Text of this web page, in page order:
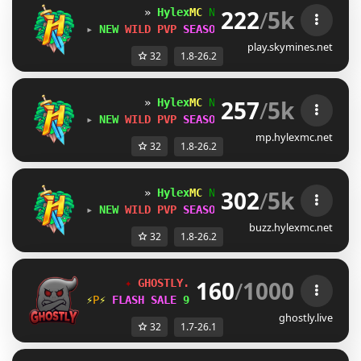
» HylexMC Network [1.8-26.2]
▸ NEW WILD PVP SEASON! + 30% STORE SALE!
222/5k
play.skymines.net
32 1.8-26.2
» HylexMC Network [1.8-26.2]
▸ NEW WILD PVP SEASON! + 30% STORE SALE!
257/5k
mp.hylexmc.net
32 1.8-26.2
» HylexMC Network [1.8-26.2]
▸ NEW WILD PVP SEASON! + 30% STORE SALE!
302/5k
buzz.hylexmc.net
32 1.8-26.2
✦ GHOSTLY.LIVE NETWORK [1.7/26.1+]
⚡\⚡ FLASH SALE 90% OFF »
160/1000
ghostly.live
32 1.7-26.1